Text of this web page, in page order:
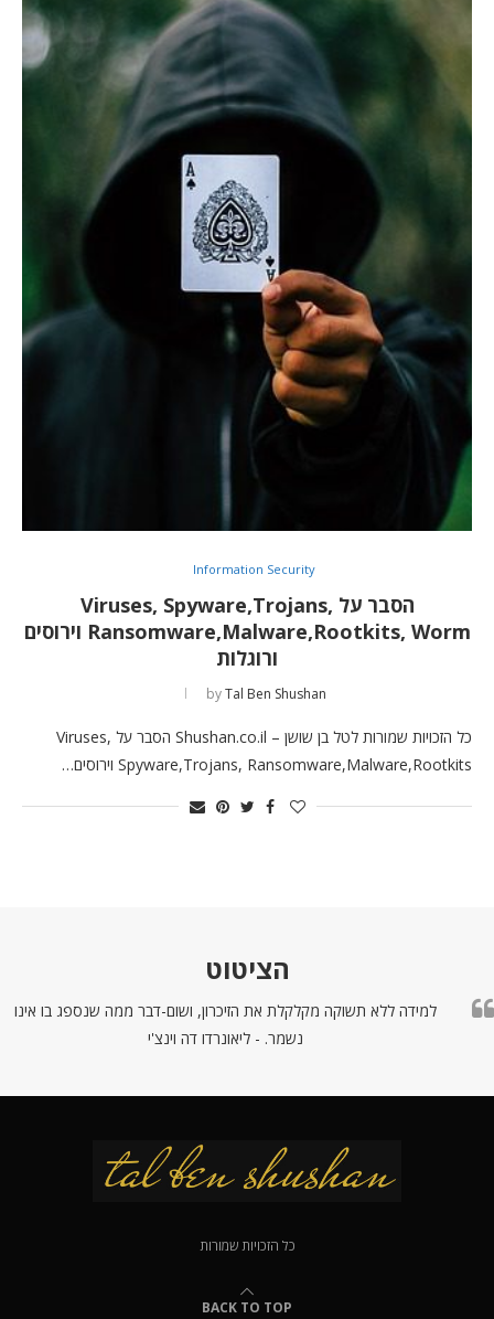
Information Security
הסבר על Viruses, Spyware,Trojans,
Ransomware,Malware,Rootkits, Worm וירוסים
ורוגלות
byTal Ben Shushan
כל הזכויות שמורות לטל בן שושן – Shushan.co.il הסבר על Viruses,
Spyware,Trojans, Ransomware,Malware,Rootkits וירוסים…
הציטוט
למידה ללא תשוקה מקלקלת את הזיכרון, ושום-דבר ממה שנספג בו אינו
נשמר. - ליאונרדו דה וינצ'י
כל הזכויות שמורות
BACK TO TOP